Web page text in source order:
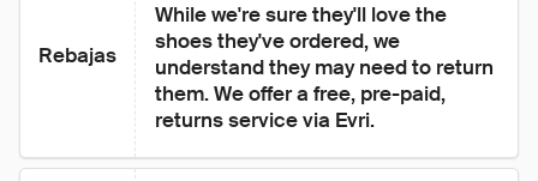
Rebajas
While we're sure they'll love the
shoes they've ordered, we
understand they may need to return
them. We offer a free, pre-paid,
returns service via Evri.